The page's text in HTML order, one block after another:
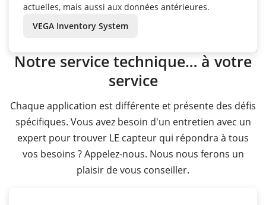
actuelles, mais aussi aux données antérieures.
VEGA Inventory System
Notre service technique… à votre
service
Chaque application est différente et présente des défis
spécifiques. Vous avez besoin d'un entretien avec un
expert pour trouver LE capteur qui répondra à tous
vos besoins ? Appelez-nous. Nous nous ferons un
plaisir de vous conseiller.